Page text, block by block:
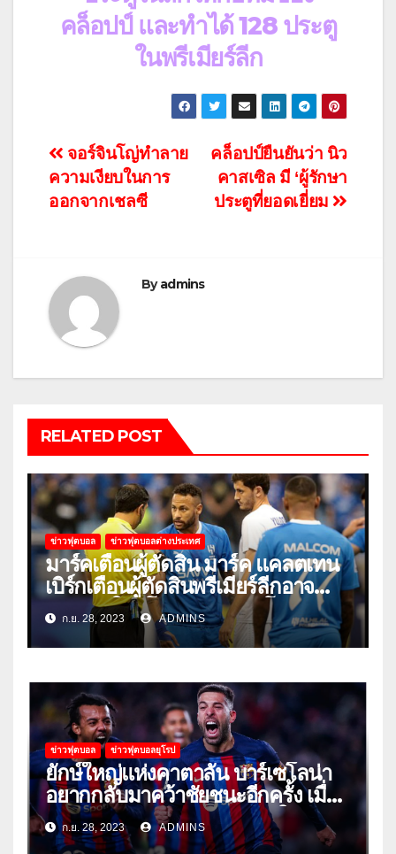
คล็อปป์ และทำได้ 128 ประตู
ในพรีเมียร์ลีก
แนะแนว
เรื่อง
คล็อปป์ยืนยันว่า นิว
คาสเซิล มี ‘ผู้รักษา
ประตูที่ยอดเยี่ยม
จอร์จินโญ่ทำลาย
ความเงียบในการ
ออกจากเชลซี
Byadmins
RELATED POST
ข่าวฟุตบอล ข่าวฟุตบอลต่างประเทศ
มาร์คเตือนผู้ตัดสิน มาร์ค แคลตเทน
เบิร์กเตือนผู้ตัดสินพรีเมียร์ลีกอาจ
‘ยอมแพ้ในยูโรหรือฟุตบอลโลก’
ก.ย. 28, 2023 ADMINS
ข่าวฟุตบอล ข่าวฟุตบอลยุโรป
ยักษ์ใหญ่แห่งคาตาลัน บาร์เซโลน่า
อยากกลับมาคว้าชัยชนะอีกครั้ง เมื่อ
พวกเขาเปิดบ้านรับมือเซบีย่าในลีก
ก.ย. 28, 2023 ADMINS